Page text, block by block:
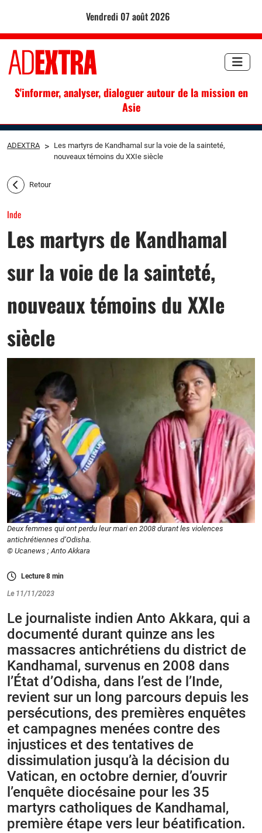
vendredi 07 août 2026
S'informer, analyser, dialoguer autour de la mission en
Asie
ADEXTRA > Les martyrs de Kandhamal sur la voie de la sainteté,
nouveaux témoins du XXIe siècle
Retour
Inde
Les martyrs de Kandhamal
sur la voie de la sainteté,
nouveaux témoins du XXIe
siècle
Deux femmes qui ont perdu leur mari en 2008 durant les violences
antichrétiennes d’Odisha.
© Ucanews ; Anto Akkara
Lecture8 min
Le 11/11/2023
Le journaliste indien Anto Akkara, qui a
documenté durant quinze ans les
massacres antichrétiens du district de
Kandhamal, survenus en 2008 dans
l’État d’Odisha, dans l’est de l’Inde,
revient sur un long parcours depuis les
persécutions, des premières enquêtes
et campagnes menées contre des
injustices et des tentatives de
dissimulation jusqu’à la décision du
Vatican, en octobre dernier, d’ouvrir
l’enquête diocésaine pour les 35
martyrs catholiques de Kandhamal,
première étape vers leur béatification.